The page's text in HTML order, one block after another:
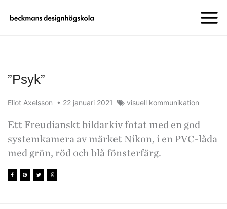
”Psyk”
Eliot Axelsson • 22 januari 2021 visuell kommunikation
Ett Freudianskt bildarkiv fotat med en god
systemkamera av märket Nikon, i en PVC-låda
med grön, röd och blå fönsterfärg.